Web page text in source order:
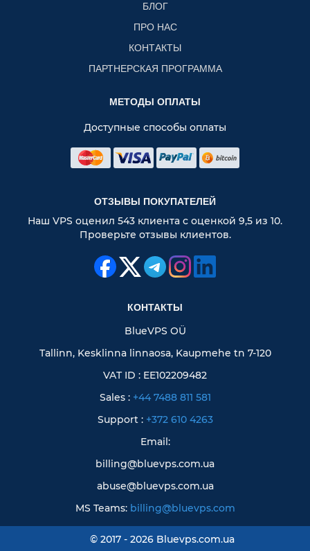
БЛОГ
ПРО НАС
КОНТАКТЫ
ПАРТНЕРСКАЯ ПРОГРАММА
МЕТОДЫ ОПЛАТЫ
Доступные способы оплаты
ОТЗЫВЫ ПОКУПАТЕЛЕЙ
Наш VPS оценил 543 клиента с оценкой 9,5 из 10.
Проверьте отзывы клиентов.
КОНТАКТЫ
BlueVPS OÜ
Tallinn, Kesklinna linnaosa, Kaupmehe tn 7-120
VAT ID : EE102209482
Sales : +44 7488 811 581
Support : +372 610 4263
Email:
billing@bluevps.com.ua
abuse@bluevps.com.ua
MS Teams: billing@bluevps.com
© 2017 - 2026 Bluevps.com.ua